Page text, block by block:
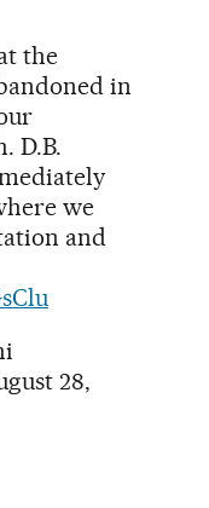
the
in
D.B.
we
and
28,